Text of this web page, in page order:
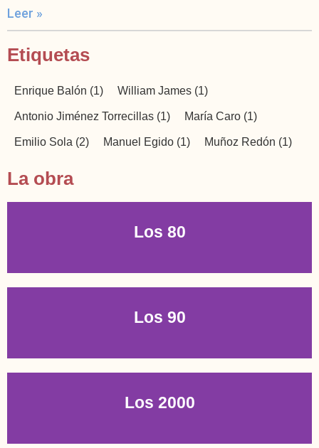
Leer »
Etiquetas
Enrique Balón (1) William James (1)
Antonio Jiménez Torrecillas (1) María Caro (1)
Emilio Sola (2) Manuel Egido (1) Muñoz Redón (1)
La obra
Los 80
Los 90
Los 2000